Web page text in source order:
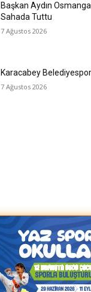
Başkan Aydın
Sahada Tuttu
7 Ağustos 2026
Karacabey
7 Ağustos 2026